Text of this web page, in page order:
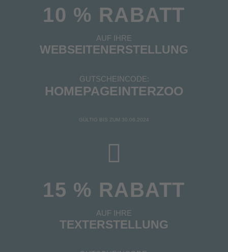
10 % RABATT
AUF IHRE
WEBSEITENERSTELLUNG
GUTSCHEINCODE:
HOMEPAGEINTERZOO
GÜLTIG BIS ZUM 30.06.2024
15 % RABATT
AUF IHRE
TEXTERSTELLUNG